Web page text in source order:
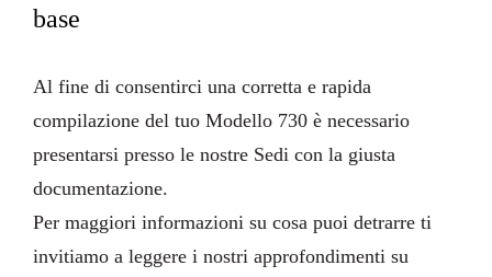
base
Al fine di consentirci una corretta e rapida
compilazione del tuo Modello 730 è necessario
presentarsi presso le nostre Sedi con la giusta
documentazione.
Per maggiori informazioni su cosa puoi detrarre ti
invitiamo a leggere i nostri approfondimenti su